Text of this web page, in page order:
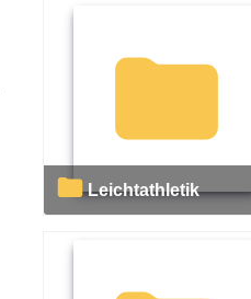
Leichtathletik